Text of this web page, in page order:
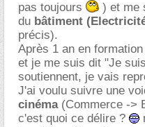
pas toujours
) et me
du bâtiment
précis).
Après 1 an en
et je me suis dit "Je
soutiennent, je vais
J'ai voulu suivre une
cinéma(Commerce ->
c'est quoi ce délire ?